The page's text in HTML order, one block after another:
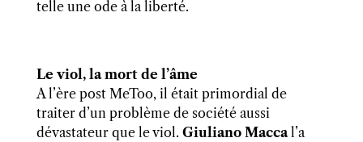
telle une ode à la liberté.
Le viol, la mort de l’âme
A l’ère post MeToo, il était primordial de
traiter d’un problème de société aussi
dévastateur que le viol. Giuliano Maccal’a